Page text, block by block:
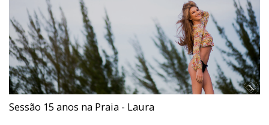
Sessão 15 anos na Praia - Laura